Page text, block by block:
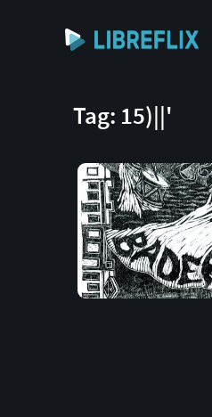
Tag: 15)||'